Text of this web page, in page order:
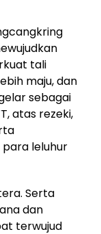
tali
maju, dan
sebagai
atas rezeki,
leluhur
Serta
dan
terwujud